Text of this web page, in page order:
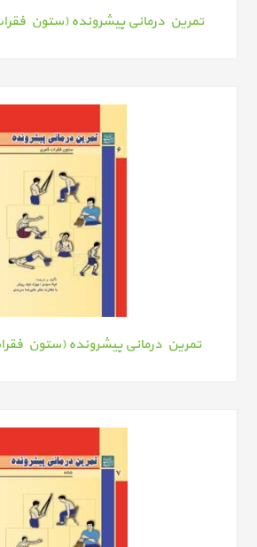
تمرین درمانی پیشرونده (ستون
تمرین درمانی پیشرونده (ستون